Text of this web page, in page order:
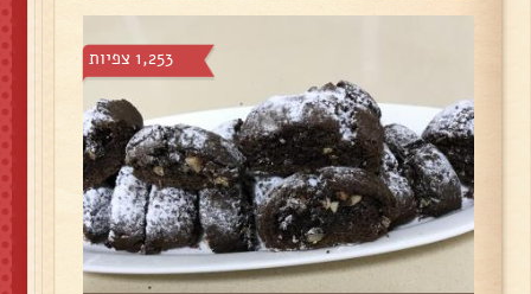
1,253 צפיות